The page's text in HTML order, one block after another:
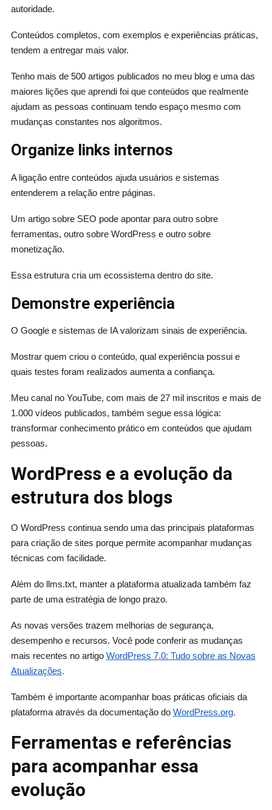
autoridade.
Conteúdos completos, com exemplos e experiências práticas,
tendem a entregar mais valor.
Tenho mais de 500 artigos publicados no meu blog e uma das
maiores lições que aprendi foi que conteúdos que realmente
ajudam as pessoas continuam tendo espaço mesmo com
mudanças constantes nos algoritmos.
Organize links internos
A ligação entre conteúdos ajuda usuários e sistemas
entenderem a relação entre páginas.
Um artigo sobre SEO pode apontar para outro sobre
ferramentas, outro sobre WordPress e outro sobre
monetização.
Essa estrutura cria um ecossistema dentro do site.
Demonstre experiência
O Google e sistemas de IA valorizam sinais de experiência.
Mostrar quem criou o conteúdo, qual experiência possui e
quais testes foram realizados aumenta a confiança.
Meu canal no YouTube, com mais de 27 mil inscritos e mais de
1.000 vídeos publicados, também segue essa lógica:
transformar conhecimento prático em conteúdos que ajudam
pessoas.
WordPress e a evolução da
estrutura dos blogs
O WordPress continua sendo uma das principais plataformas
para criação de sites porque permite acompanhar mudanças
técnicas com facilidade.
Além do llms.txt, manter a plataforma atualizada também faz
parte de uma estratégia de longo prazo.
As novas versões trazem melhorias de segurança,
desempenho e recursos. Você pode conferir as mudanças
mais recentes no artigo WordPress 7.0: Tudo sobre as Novas
Atualizações.
Também é importante acompanhar boas práticas oficiais da
plataforma através da documentação do WordPress.org.
Ferramentas e referências
para acompanhar essa
evolução